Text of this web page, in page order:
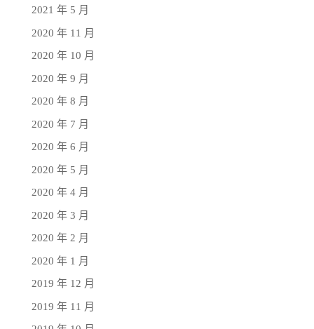
2021 年 5 月
2020 年 11 月
2020 年 10 月
2020 年 9 月
2020 年 8 月
2020 年 7 月
2020 年 6 月
2020 年 5 月
2020 年 4 月
2020 年 3 月
2020 年 2 月
2020 年 1 月
2019 年 12 月
2019 年 11 月